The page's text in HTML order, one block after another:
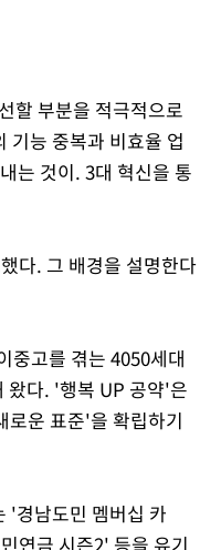
할 부분을 적극적으로
기능 중복과 비효율 업
는 것이. 3대 혁신을 통
다. 그 배경을 설명한다
중고를 겪는 4050세대
왔다. '행복 UP 공약'은
로운 표준'을 확립하기
'경남도민 멤버십 카
연금 시즌2' 등을 유기